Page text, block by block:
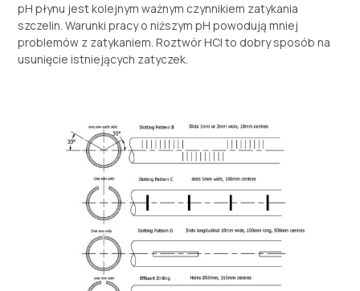
pH płynu jest kolejnym ważnym czynnikiem zatykania
szczelin. Warunki pracy o niższym pH powodują mniej
problemów z zatykaniem. Roztwór HCl to dobry sposób na
usunięcie istniejących zatyczek.